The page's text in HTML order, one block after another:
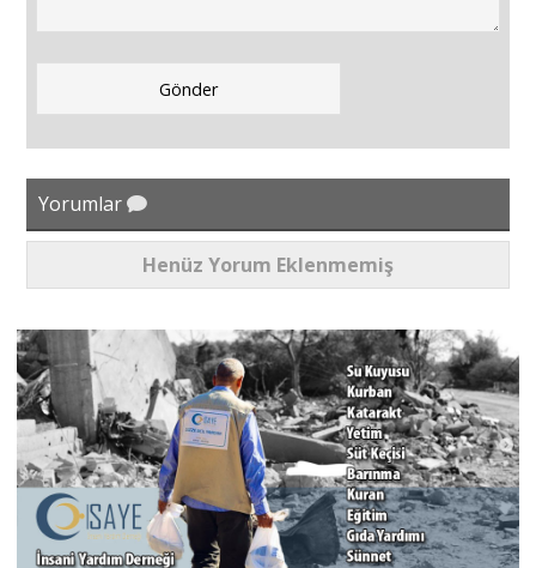
Yorumlar
Henüz Yorum Eklenmemiş